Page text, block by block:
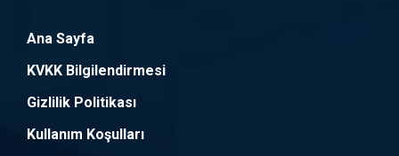
Ana Sayfa
KVKK Bilgilendirmesi
Gizlilik Politikası
Kullanım Koşulları